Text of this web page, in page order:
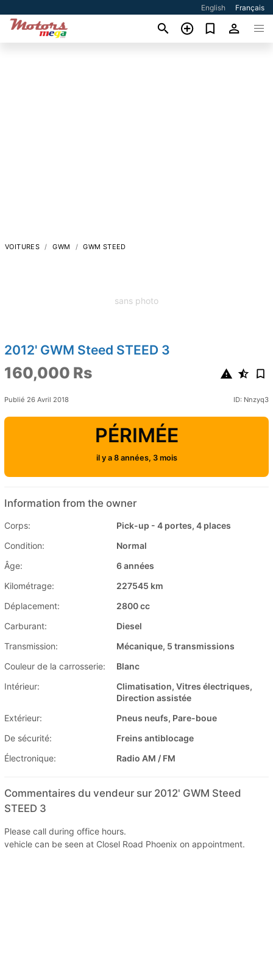
English Français
VOITURES GWM GWM STEED
sans photo
2012' GWM Steed STEED 3
160,000 Rs
Publié 26 Avril 2018 ID: Nnzyq3
PÉRIMÉE
il y a 8 années, 3 mois
Information from the owner
Corps:
Pick-up - 4 portes, 4 places
Condition:
Normal
Âge:
6 années
Kilométrage:
227545 km
Déplacement:
2800 cc
Carburant:
Diesel
Transmission:
Mécanique, 5 transmissions
Couleur de la carrosserie:
Blanc
Intérieur:
Climatisation, Vitres électriques,
Direction assistée
Extérieur:
Pneus neufs, Pare-boue
De sécurité:
Freins antiblocage
Électronique:
Radio AM / FM
Commentaires du vendeur sur 2012' GWM Steed
STEED 3
Please call during office hours.
vehicle can be seen at Closel Road Phoenix on appointment.